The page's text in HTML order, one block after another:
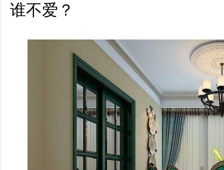
谁不爱？